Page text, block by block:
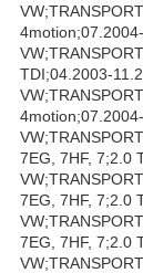
TDI;04.2003-
7EG, 7HF, 7;2.0
7EG, 7HF, 7;2.0
7EG, 7HF, 7;2.0